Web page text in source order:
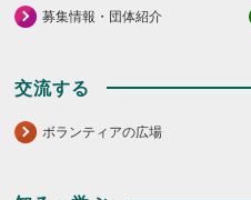
募集情報・団体紹介
交流する
ボランティアの広場